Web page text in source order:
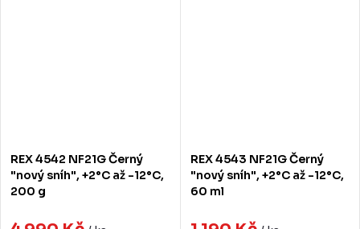
REX 4542 NF21G Černý
"nový sníh", +2°C až -12°C,
200 g
REX 4543 NF21G Černý
"nový sníh", +2°C až -12°C,
60 ml